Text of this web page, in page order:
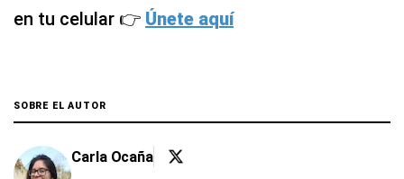
en tu celular 👉 Únete aquí
SOBRE EL AUTOR
Carla Ocaña